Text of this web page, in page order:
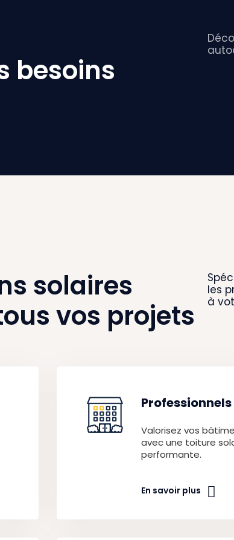
besoins
solaires
vos projets
les
à
Professionnels
Valorisez vos
avec une toiture
performante.
En savoir plus